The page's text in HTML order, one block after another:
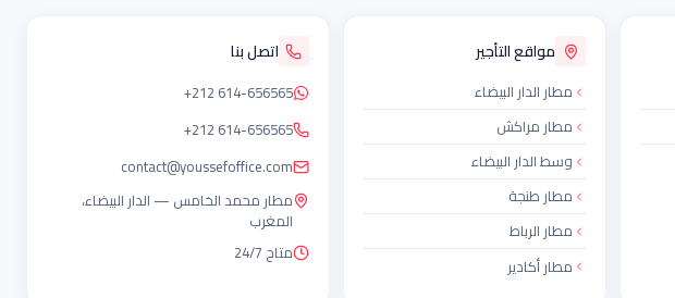
مواقع التأجير
مطار الدار البيضاء
مطار مراكش
وسط الدار البيضاء
مطار طنجة
مطار الرباط
مطار أكادير
اتصل بنا
+212 614-656565
+212 614-656565
contact@youssefoffice.com
مطار محمد الخامس — الدار البيضاء،
المغرب
متاح 24/7